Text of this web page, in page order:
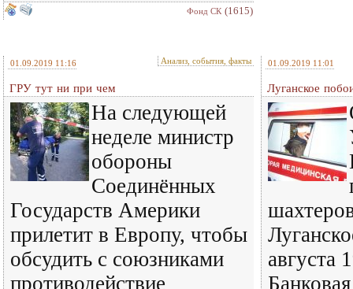
Фонд СК (1615)
01.09.2019 11:16 Анализ, события, факты
ГРУ тут ни при чем
На следующей
неделе министр
обороны
Соединённых
Государств Америки
прилетит в Европу, чтобы
обсудить с союзниками
противодействие
01.09.2019 11:01
Луганское
августа